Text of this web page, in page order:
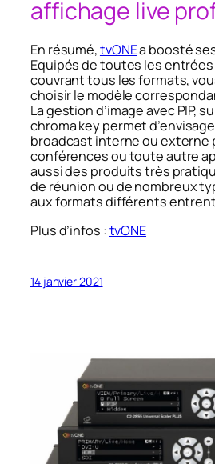
affichage live
En résumé,tvONEa boosté
Equipés de toutes les
couvrant tous les formats,
choisir le modèle
La gestion d’image avec PIP,
chroma key permet
broadcast interne ou externe
conférences ou toute autre
aussi des produits très
de réunion ou de nombreux
aux formats différents
Plus d’infos :tvONE
14 janvier 2021